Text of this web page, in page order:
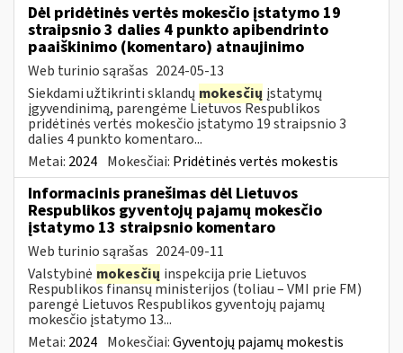
Dėl pridėtinės vertės mokesčio įstatymo 19
straipsnio 3 dalies 4 punkto apibendrinto
paaiškinimo (komentaro) atnaujinimo
Web turinio sąrašas 2024-05-13
Siekdami užtikrinti sklandų mokesčių įstatymų
įgyvendinimą, parengėme Lietuvos Respublikos
pridėtinės vertės mokesčio įstatymo 19 straipsnio 3
dalies 4 punkto komentaro...
Metai: 2024 Mokesčiai: Pridėtinės vertės mokestis
Informacinis pranešimas dėl Lietuvos
Respublikos gyventojų pajamų mokesčio
įstatymo 13 straipsnio komentaro
Web turinio sąrašas 2024-09-11
Valstybinė mokesčių inspekcija prie Lietuvos
Respublikos finansų ministerijos (toliau – VMI prie FM)
parengė Lietuvos Respublikos gyventojų pajamų
mokesčio įstatymo 13...
Metai: 2024 Mokesčiai:Gyventojų pajamų mokestis